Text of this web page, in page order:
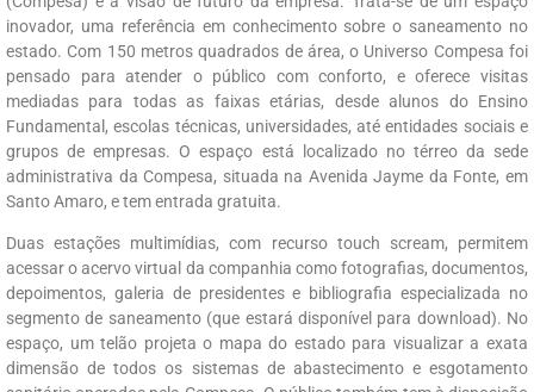
inovador, uma referência em conhecimento sobre o saneamento no
estado. Com 150 metros quadrados de área, o Universo Compesa foi
pensado para atender o público com conforto, e oferece visitas
mediadas para todas as faixas etárias, desde alunos do Ensino
Fundamental, escolas técnicas, universidades, até entidades sociais e
grupos de empresas. O espaço está localizado no térreo da sede
administrativa da Compesa, situada na Avenida Jayme da Fonte, em
Santo Amaro, e tem entrada gratuita.
Duas estações multimídias, com recurso touch scream, permitem
acessar o acervo virtual da companhia como fotografias, documentos,
depoimentos, galeria de presidentes e bibliografia especializada no
segmento de saneamento (que estará disponível para download). No
espaço, um telão projeta o mapa do estado para visualizar a exata
dimensão de todos os sistemas de abastecimento e esgotamento